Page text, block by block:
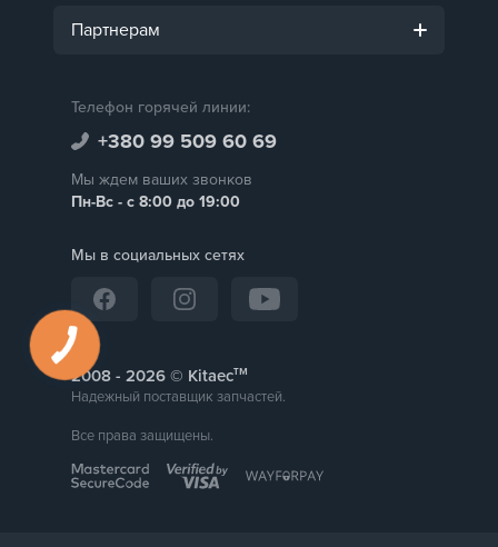
Партнерам
Телефон горячей линии:
+380 99 509 60 69
Мы ждем ваших звонков
Пн-Вс - с 8:00 до 19:00
Мы в социальных сетях
2008 - © Kitaecтм
Надежный поставщик запчастей.
Все права защищены.